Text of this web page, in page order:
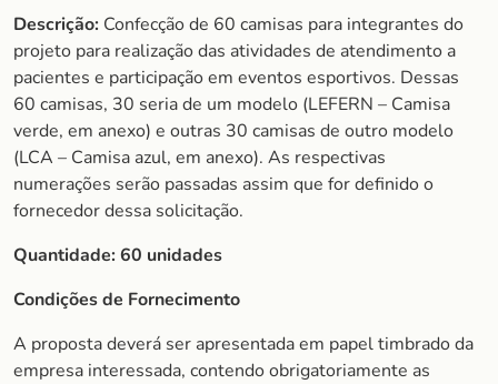
Descrição: Confecção de 60 camisas para integrantes do
projeto para realização das atividades de atendimento a
pacientes e participação em eventos esportivos. Dessas
60 camisas, 30 seria de um modelo (LEFERN – Camisa
verde, em anexo) e outras 30 camisas de outro modelo
(LCA – Camisa azul, em anexo). As respectivas
numerações serão passadas assim que for definido o
fornecedor dessa solicitação.
Quantidade:60 unidades
Condições de Fornecimento
A proposta deverá ser apresentada em papel timbrado da
empresa interessada, contendo obrigatoriamente as